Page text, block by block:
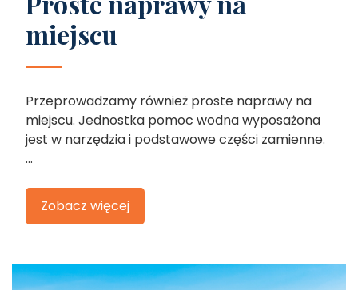
miejscu
Przeprowadzamy również proste naprawy na
miejscu. Jednostka pomoc wodna wyposażona
jest w narzędzia i podstawowe części zamienne.
...
Zobacz więcej